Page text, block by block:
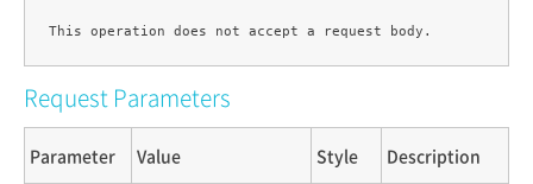
Request Parameters
Parameter Value Style Description